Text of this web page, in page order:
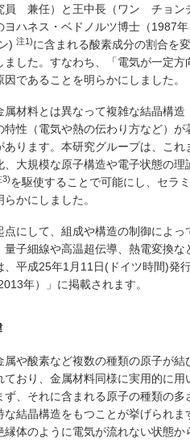
員 兼任）と王中長（ワン チョン
ヨハネス・ベドノルツ博士（1987
) 注1)に含まれる酸素成分の割合を
ました。すなわち、「電気が一定
であることを明らかにしました。
属材料とは異なって複雑な結晶構
特性（電気や熱の伝わり方など）
あります。本研究グループは、こ
、大規模な原子構造や電子状態の
3)を駆使することで可能にし、セラ
かにしました。
にして、組成や構造の制御によっ
量子細線や高温超伝導、熱電変換
、平成25年1月11日(ドイツ時間)発
年）」に掲載されます。
属や酸素など複数の種類の原子が
ており、金属材料同様に実用的に
ず、それに含まれる原子の種類の
な結晶構造をもつことが挙げられ
縁体のように電気が流れない状態